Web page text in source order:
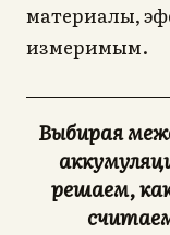
материалы,
измеримым.
Выбирая
решаем,